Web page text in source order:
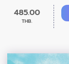
485.00
THB.